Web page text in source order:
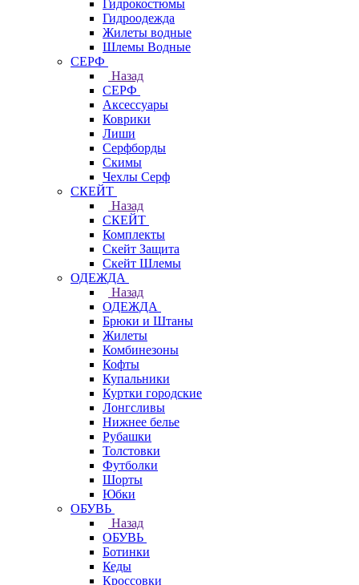
Гидрокостюмы
Гидроодежда
Жилеты водные
Шлемы Водные
СЕРФ
Назад
СЕРФ
Аксессуары
Коврики
Лиши
Серфборды
Скимы
Чехлы Cерф
СКЕЙТ
Назад
СКЕЙТ
Комплекты
Скейт Защита
Скейт Шлемы
ОДЕЖДА
Назад
ОДЕЖДА
Брюки и Штаны
Жилеты
Комбинезоны
Кофты
Купальники
Куртки городские
Лонгсливы
Нижнее белье
Рубашки
Толстовки
Футболки
Шорты
Юбки
ОБУВЬ
Назад
ОБУВЬ
Ботинки
Кеды
Кроссовки